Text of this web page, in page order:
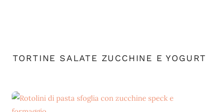
TORTINE SALATE ZUCCHINE E YOGURT